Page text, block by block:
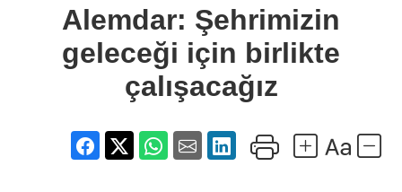
için birlikte
çalışacağız
Alemdar: Şehrimizin
geleceği için birlikte
çalışacağız